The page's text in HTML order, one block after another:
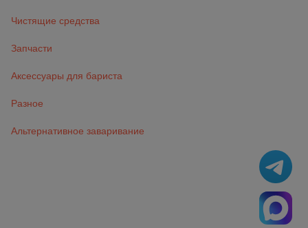
Чистящие средства
Запчасти
Аксессуары для бариста
Разное
Альтернативное заваривание